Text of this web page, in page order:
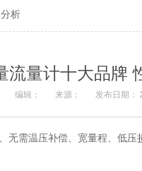
析
流量计十大品牌
编辑： 来源： 发布日期：
无需温压补偿、宽量程、低